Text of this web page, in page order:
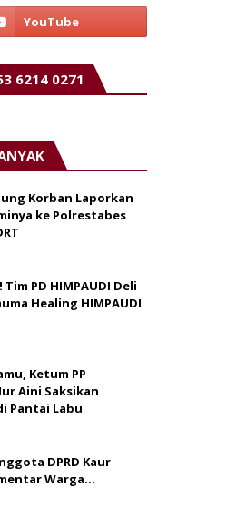
6214 0271
Korban Laporkan
ke Polrestabes
PD HIMPAUDI Deli
Healing HIMPAUDI
Ketum PP
Aini Saksikan
Pantai Labu
DPRD Kaur
Warga…